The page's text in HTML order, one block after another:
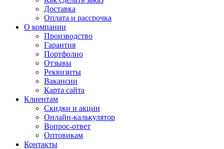
Доставка
Оплата и рассрочка
О компании
Производство
Гарантия
Портфолио
Отзывы
Реквизиты
Вакансии
Карта сайта
Клиентам
Скидки и акции
Онлайн-калькулятор
Вопрос-ответ
Оптовикам
Контакты